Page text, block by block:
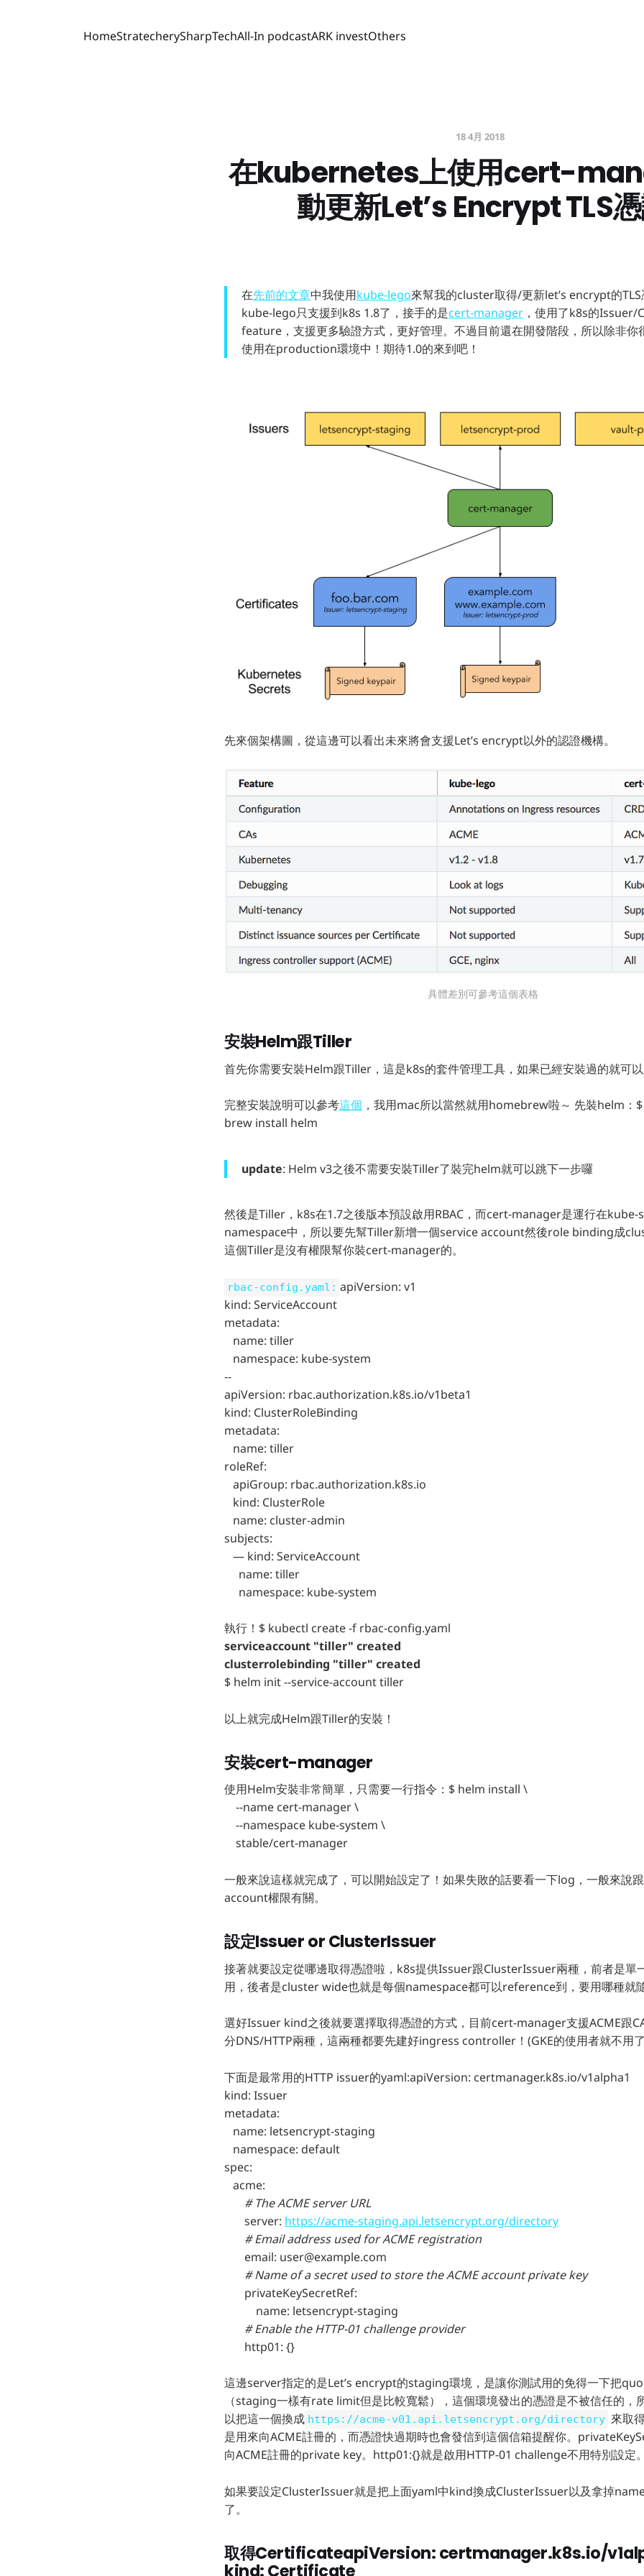
HomeStratecherySharpTechAll-In podcastARK investOthers
18 4月 2018
在kubernetes上使用cert-
動更新Let’s Encrypt TLS
在先前的文章中我使用kube-lego來幫我的cluster取得/更新let’s encrypt的
kube-lego只支援到k8s 1.8了，接手的是cert-manager ，使用了k8s的
feature，支援更多驗證方式，更好管理。不過目前還在開發階段，所以除非你
使用在production環境中！期待1.0的來到吧！
先來個架構圖，從這邊可以看出未來將會支援Let’s encrypt以外的認證機構。
具體差別可參考這個表格
安裝Helm跟Tiller
首先你需要安裝Helm跟Tiller，這是k8s的套件管理工具，如果已經安裝過的就可以
完整安裝說明可以參考這個 ，我用mac所以當然就用homebrew啦～ 先裝helm
brew install helm
update: Helm v3之後不需要安裝Tiller了裝完helm就可以跳下一步囉
然後是Tiller，k8s在1.7之後版本預設啟用RBAC，而cert-manager是運行在kube-
namespace中，所以要先幫Tiller新增一個service account然後role binding成
這個Tiller是沒有權限幫你裝cert-manager的。
rbac-config.yaml: apiVersion: v1
kind: ServiceAccount
metadata:
name: tiller
namespace: kube-system
--
apiVersion: rbac.authorization.k8s.io/v1beta1
kind: ClusterRoleBinding
metadata:
name: tiller
roleRef:
apiGroup: rbac.authorization.k8s.io
kind: ClusterRole
name: cluster-admin
subjects:
— kind: ServiceAccount
name: tiller
namespace: kube-system
執行！$ kubectl create -f rbac-config.yaml
serviceaccount "tiller" created
clusterrolebinding "tiller" created
$ helm init --service-account tiller
以上就完成Helm跟Tiller的安裝！
安裝cert-manager
使用Helm安裝非常簡單，只需要一行指令：$ helm install \
--name cert-manager \
--namespace kube-system \
stable/cert-manager
一般來說這樣就完成了，可以開始設定了！如果失敗的話要看一下log，一般來說
account權限有關。
設定Issuer or ClusterIssuer
接著就要設定從哪邊取得憑證啦，k8s提供Issuer跟ClusterIssuer兩種，前者是單
用，後者是cluster wide也就是每個namespace都可以reference到，要用哪種就
選好Issuer kind之後就要選擇取得憑證的方式，目前cert-manager支援ACME跟
分DNS/HTTP兩種，這兩種都要先建好ingress controller！(GKE的使用者就不用
下面是最常用的HTTP issuer的yaml:apiVersion: certmanager.k8s.io/v1alpha1
kind: Issuer
metadata:
name: letsencrypt-staging
namespace: default
spec:
acme:
# The ACME server URL
server: https://acme-staging.api.letsencrypt.org/directory
# Email address used for ACME registration
email: user@example.com
# Name of a secret used to store the ACME account private key
privateKeySecretRef:
name: letsencrypt-staging
# Enable the HTTP-01 challenge provider
http01: {}
這邊server指定的是Let’s encrypt的staging環境，是讓你測試用的免得一下把
（staging一樣有rate limit但是比較寬鬆），這個環境發出的憑證是不被信任的，
以把這一個換成 https://acme-v01.api.letsencrypt.org/directory 來取
是用來向ACME註冊的，而憑證快過期時也會發信到這個信箱提醒你。
向ACME註冊的private key。http01:{}就是啟用HTTP-01 challenge不用特別設定。
如果要設定ClusterIssuer就是把上面yaml中kind換成ClusterIssuer以及拿掉
了。
取得CertificateapiVersion: certmanager.k8s.io/
kind: Certificate